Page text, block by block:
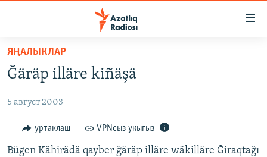
төп
эчтәлек
төп
эзләү
ЯҢАЛЫКЛАР
БАШКОРТСТАН
ТАТАРСТАН
КЫРЫМ
ТАТАР-БАШКОРТ ДӨНЬЯСЫ
ЯҢАЛЫКЛАР
Ğäräp illäre kiñäşä
5 август 2003
уртаклаш VPNсыз укыгыз
Bügen Kähirädä qayber ğäräp illäre wäkilläre Ğiraqtağı